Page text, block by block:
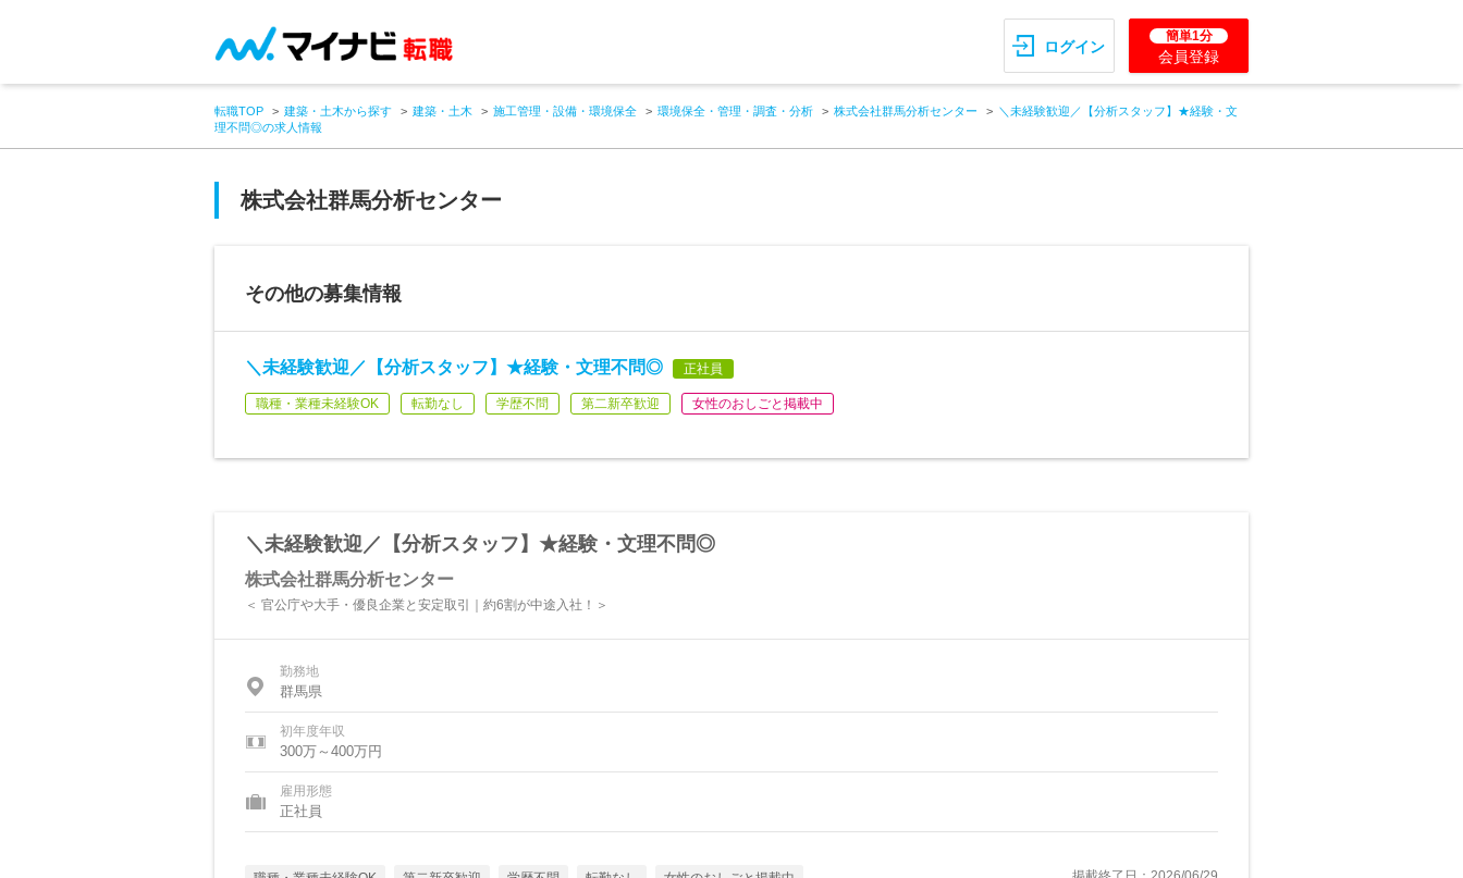
ログイン
簡単1分
会員登録
転職TOP 建築・土木から探す 建築・土木 施工管理・設備・環境保全 環境保全・管理・調査・分析 株式会社群馬分析センター
＼未経験歓迎／【分析スタッフ】★経験・文
理不問◎の求人情報
株式会社群馬分析センター
その他の募集情報
＼未経験歓迎／【分析スタッフ】★経験・文理不問◎ 正社員
職種・業種未経験OK 転勤なし 学歴不問 第二新卒歓迎 女性のおしごと掲載中
＼未経験歓迎／【分析スタッフ】★経験・文理不問◎
株式会社群馬分析センター
＜ 官公庁や大手・優良企業と安定取引｜約6割が中途入社！＞
勤務地
群馬県
初年度年収
300万～400万円
雇用形態
正社員